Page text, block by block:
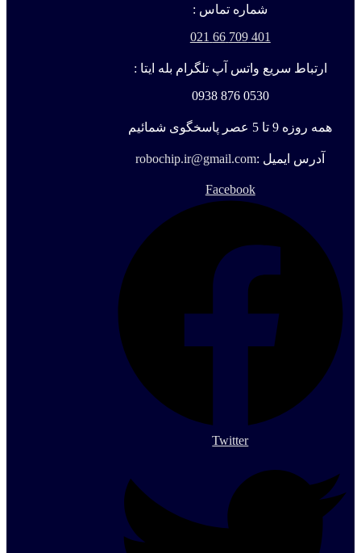
شماره تماس :
401 709 66 021
ارتباط سریع واتس آپ تلگرام بله ایتا :
0530 876 0938
همه روزه 9 تا 5 عصر پاسخگوی شمائیم
آدرس ایمیل :robochip.ir@gmail.com
Facebook
Twitter